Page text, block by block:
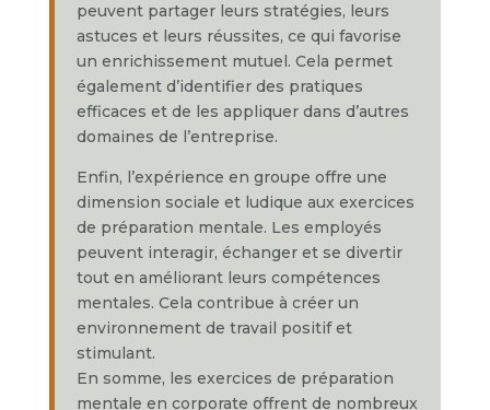
peuvent partager leurs stratégies, leurs
astuces et leurs réussites, ce qui favorise
un enrichissement mutuel. Cela permet
également d’identifier des pratiques
efficaces et de les appliquer dans d’autres
domaines de l’entreprise.
Enfin, l’expérience en groupe offre une
dimension sociale et ludique aux exercices
de préparation mentale. Les employés
peuvent interagir, échanger et se divertir
tout en améliorant leurs compétences
mentales. Cela contribue à créer un
environnement de travail positif et
stimulant.
En somme, les exercices de préparation
mentale en corporate offrent de nombreux